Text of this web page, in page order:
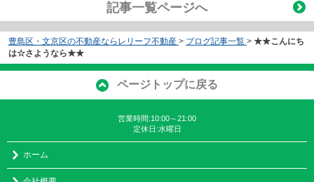
記事一覧ページへ
豊島区・文京区の不動産ならレリーフ不動産 > ブログ記事一覧 > ★★こんにち
は☆さようなら★★
ページトップに戻る
営業時間:10:00～21:00
定休日:水曜日
ホーム